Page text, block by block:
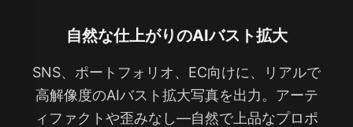
自然な仕上がりのAIバスト拡大
SNS、ポートフォリオ、EC向けに、リアルで
高解像度のAIバスト拡大写真を出力。アーテ
ィファクトや歪みなし—自然で上品なプロポ